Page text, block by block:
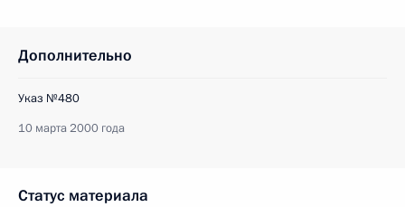
Дополнительно
Указ №480
10 марта 2000 года
Статус материала